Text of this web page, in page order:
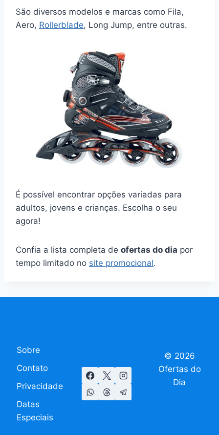
São diversos modelos e marcas como Fila,
Aero, Rollerblade, Long Jump, entre outras.
É possível encontrar opções variadas para
adultos, jovens e crianças. Escolha o seu
agora!
Confia a lista completa de ofertas do dia por
tempo limitado no site promocional.
Sobre
Contato
Privacidade
Datas
Especiais
© 2026
Ofertas do
Dia